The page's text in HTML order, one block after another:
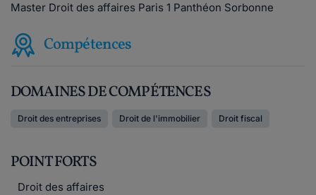
Master Droit des affaires Paris 1 Panthéon Sorbonne
Compétences
DOMAINES DE COMPÉTENCES
Droit des entreprises Droit de l'immobilier Droit fiscal
POINT FORTS
Droit des affaires